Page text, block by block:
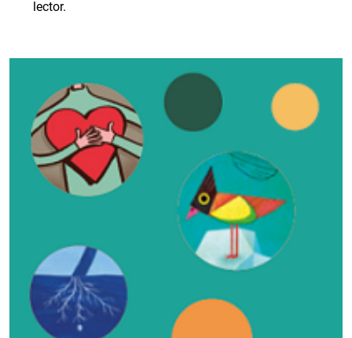
lector.